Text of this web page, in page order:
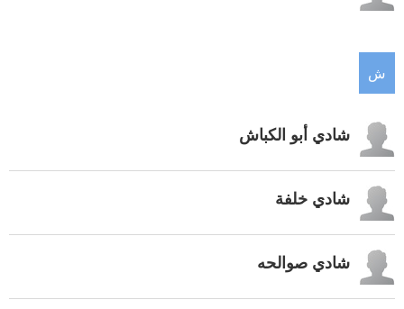
ش
شادي أبو الكباش
شادي خلفة
شادي صوالحه